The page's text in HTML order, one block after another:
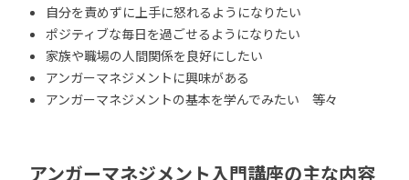
自分を責めずに上手に怒れるようになりたい
ポジティブな毎日を過ごせるようになりたい
家族や職場の人間関係を良好にしたい
アンガーマネジメントに興味がある
アンガーマネジメントの基本を学んでみたい 等々
アンガーマネジメント入門講座の主な内容